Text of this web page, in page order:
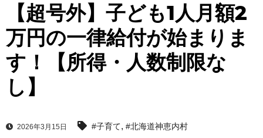
【超号外】子ども1人月額2
万円の一律給付が始まりま
す！【所得・人数制限な
し】
2026年3月15日 #子育て, #北海道神恵内村